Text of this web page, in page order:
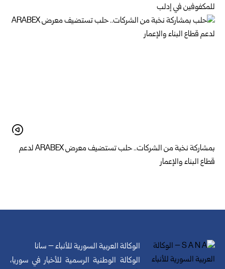
للمكفوفين في إدلب
بمشاركة نخبة من الشركات.. حلب تستضيف معرض ARABEX لدعم
قطاع البناء والإعمار
الوكالة العربية السورية للأنباء – سانا
الوكالة الوطنية الرسمية للأخبار في سوريا،